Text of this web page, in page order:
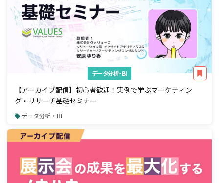
データ分析・BI
【アーカイブ配信】初心者歓迎！実例で学ぶマーケティン
グ・リサーチ基礎セミナー
データ分析・BI